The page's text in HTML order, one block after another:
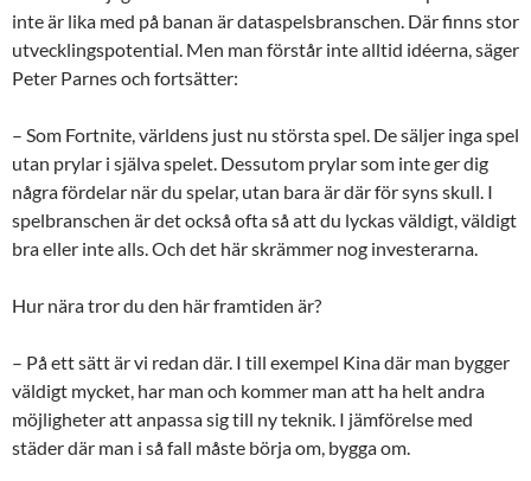
inte är lika med på banan är dataspelsbranschen. Där finns stor
utvecklingspotential. Men man förstår inte alltid idéerna, säger
Peter Parnes och fortsätter:
– Som Fortnite, världens just nu största spel. De säljer inga spel
utan prylar i själva spelet. Dessutom prylar som inte ger dig
några fördelar när du spelar, utan bara är där för syns skull. I
spelbranschen är det också ofta så att du lyckas väldigt, väldigt
bra eller inte alls. Och det här skrämmer nog investerarna.
Hur nära tror du den här framtiden är?
– På ett sätt är vi redan där. I till exempel Kina där man bygger
väldigt mycket, har man och kommer man att ha helt andra
möjligheter att anpassa sig till ny teknik. I jämförelse med
städer där man i så fall måste börja om, bygga om.